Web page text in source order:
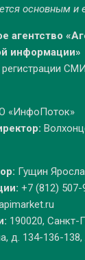
основным и
агентство
информации»
регистрации
«ИнфоПоток»
Гущин
+7 (812) 507-
190020, Санкт-
д. 134-136-138,